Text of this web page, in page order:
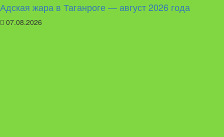
Адская жара в Таганроге — август 2026 года
07.08.2026